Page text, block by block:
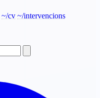
~/cv ~/intervencions